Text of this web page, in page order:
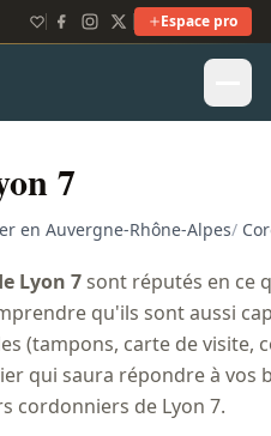
Espace pro
7
en Auvergne-Rhône-Alpes/
Lyon 7sont réputés en ce
qu'ils sont aussi
(tampons, carte de visite,
qui saura répondre à vos
cordonniers de Lyon 7.